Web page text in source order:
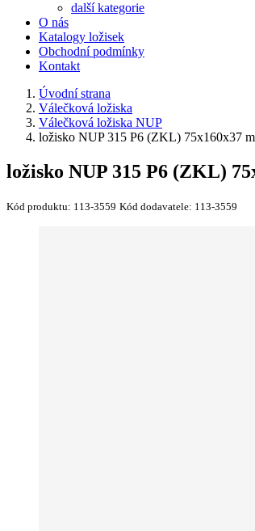
další kategorie
O nás
Katalogy ložisek
Obchodní podmínky
Kontakt
Úvodní strana
Válečková ložiska
Válečková ložiska NUP
ložisko NUP 315 P6 (ZKL) 75x160x37
ložisko NUP 315 P6 (ZKL)
Kód produktu: 113-3559 Kód dodavatele: 113-3559